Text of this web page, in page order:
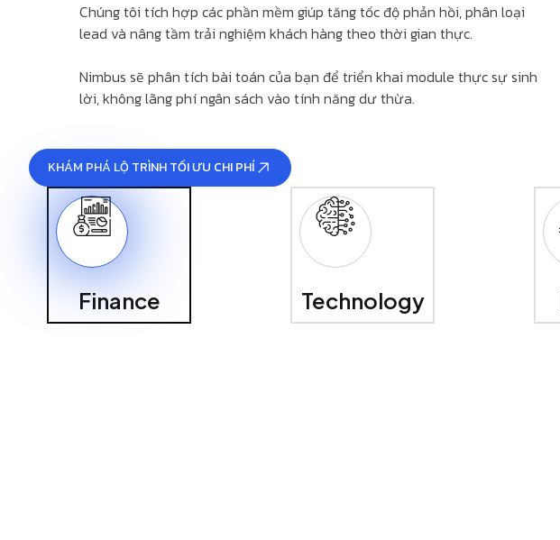
Chúng tôi tích hợp các phần mềm giúp tăng tốc độ phản hồi, phân loại
lead và nâng tầm trải nghiệm khách hàng theo thời gian thực.
Nimbus sẽ phân tích bài toán của bạn để triển khai module thực sự sinh
lời, không lãng phí ngân sách vào tính năng dư thừa.
KHÁM PHÁ LỘ TRÌNH TỐI ƯU CHI PHÍ
Finance Technology